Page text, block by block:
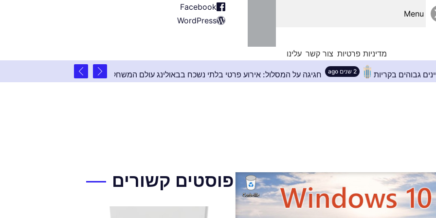
Menu
מדיניות פרטיות צור קשר עלינו
Facebook
WordPress
המושלם לבניינים גבוהים בקריות 2 שנים ago חגיגה על המסלול: אירוע פרטי בלתי נשכח בבאולינג עולם המשחקים
פוסטים קשורים